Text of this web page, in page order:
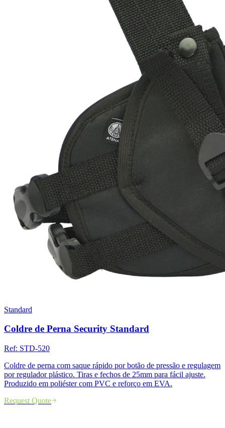
Standard
Coldre de Perna Security Standard
Ref: STD-520
Coldre de perna com saque rápido por botão de pressão e regulagem
por regulador plástico. Tiras e fechos de 25mm para fácil ajuste.
Produzido em poliéster com PVC e reforço em EVA.
Request Quote